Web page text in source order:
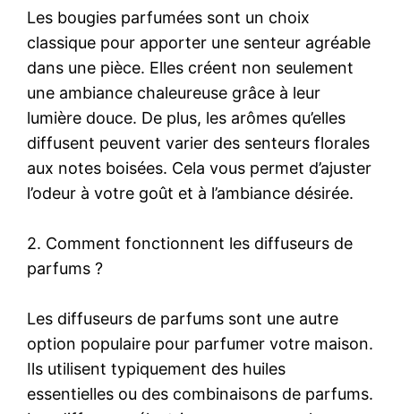
Les bougies parfumées sont un choix
classique pour apporter une senteur agréable
dans une pièce. Elles créent non seulement
une ambiance chaleureuse grâce à leur
lumière douce. De plus, les arômes qu’elles
diffusent peuvent varier des senteurs florales
aux notes boisées. Cela vous permet d’ajuster
l’odeur à votre goût et à l’ambiance désirée.
2. Comment fonctionnent les diffuseurs de
parfums ?
Les diffuseurs de parfums sont une autre
option populaire pour parfumer votre maison.
Ils utilisent typiquement des huiles
essentielles ou des combinaisons de parfums.